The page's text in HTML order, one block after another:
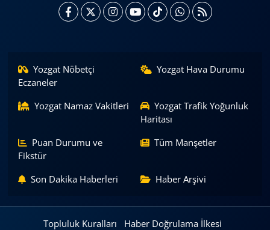
Yozgat Nöbetçi
Eczaneler
Yozgat Hava Durumu
Yozgat Namaz Vakitleri
Yozgat Trafik Yoğunluk
Haritası
Puan Durumu ve
Fikstür
Tüm Manşetler
Son Dakika Haberleri Haber Arşivi
Topluluk Kuralları
Haber Doğrulama İlkesi